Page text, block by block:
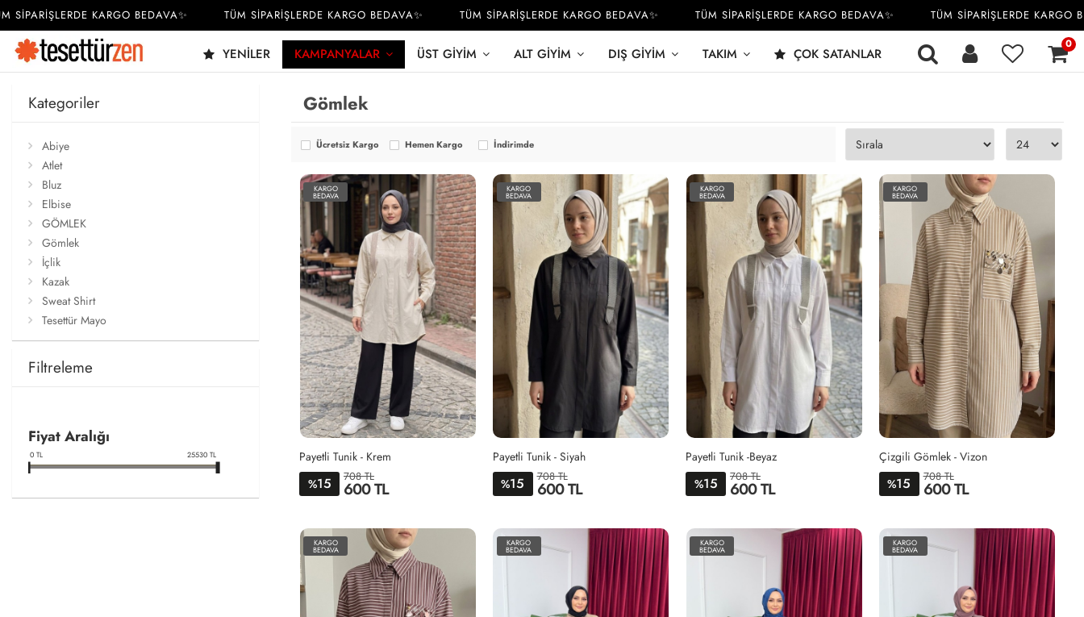
KARGO BEDAVA✨ TÜM SİPARİŞLERDE KARGO BEDAVA✨ TÜM SİPARİŞLERDE KARGO BEDAVA✨ TÜM SİPARİŞLERDE KARGO BEDAVA✨ TÜM SİPARİŞLERDE KARGO
YENILER KAMPANYALAR ÜST GIYIM ALT GIYIM DIŞ GIYIM TAKIM ÇOK SATANLAR
0
Kategoriler
Abiye
Atlet
Bluz
Elbise
GÖMLEK
Gömlek
İçlik
Kazak
Sweat Shirt
Tesettür Mayo
TİŞÖRT
Tunik
Filtreleme
Fiyat Aralığı
0 TL 25530TL
Gömlek
Ücretsiz Kargo Hemen Kargo İndirimde
KARGO
BEDAVA
38-
44
46-
52
Payetli Tunik - Krem
%15 708 TL
600 TL
KARGO
BEDAVA
38-
44
46-
52
Payetli Tunik - Siyah
%15 708 TL
600 TL
KARGO
BEDAVA
38-
46-
52
Payetli Tunik -Beyaz
%15 708 TL
600 TL
KARGO
BEDAVA
38-
44
46-
52
Çizgili Gömlek - Vizon
%15 708 TL
600 TL
KARGO
BEDAVA
KARGO
BEDAVA
KARGO
BEDAVA
KARGO
BEDAVA